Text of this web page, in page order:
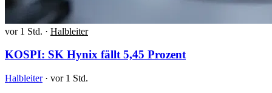
vor 1 Std. · Halbleiter
KOSPI: SK Hynix fällt 5,45 Prozent
Halbleiter · vor 1 Std.